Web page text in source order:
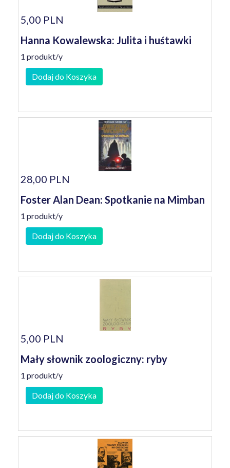
5,00 PLN
Hanna Kowalewska: Julita i huśtawki
1 produkt/y
Dodaj do Koszyka
28,00 PLN
Foster Alan Dean: Spotkanie na Mimban
1 produkt/y
Dodaj do Koszyka
5,00 PLN
Mały słownik zoologiczny: ryby
1 produkt/y
Dodaj do Koszyka